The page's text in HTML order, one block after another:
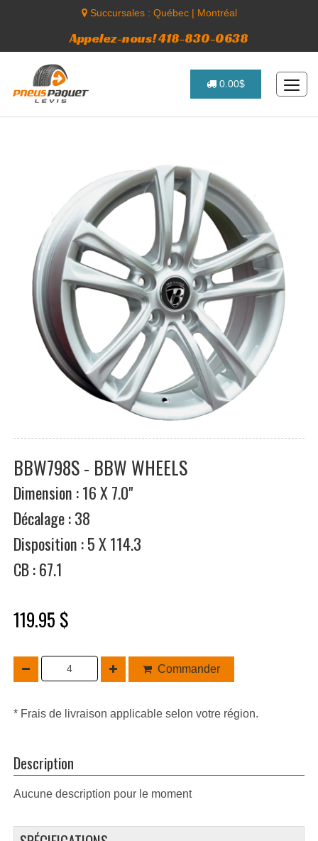
Succursales : Québec| Montréal
Appelez-nous! 418-830-0638
0.00$
BBW798S - BBW WHEELS
Dimension : 16 X 7.0"
Décalage : 38
Disposition : 5 X 114.3
CB : 67.1
119.95 $
Commander
* Frais de livraison applicable selon votre région.
Description
Aucune description pour le moment